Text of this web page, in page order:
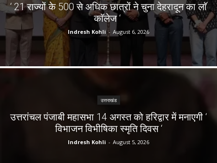
‘ 21 राज्यों के 500 से अधिक छात्रों ने चुना देहरादून का लाॅ
काॅलेज ‘
Indresh Kohli - August 6, 2026
उत्तराखंड
उत्तरांचल पंजाबी महासभा 14 अगस्त को हरिद्वार में मनाएगी ‘
विभाजन विभीषिका स्मृति दिवस ‘
Indresh Kohli - August 5, 2026